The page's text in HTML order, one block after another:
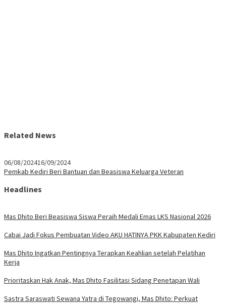
Related News
06/08/202416/09/2024
Pemkab Kediri Beri Bantuan dan Beasiswa Keluarga Veteran
Headlines
Mas Dhito Beri Beasiswa Siswa Peraih Medali Emas LKS Nasional 2026
Cabai Jadi Fokus Pembuatan Video AKU HATINYA PKK Kabupaten Kediri
Mas Dhito Ingatkan Pentingnya Terapkan Keahlian setelah Pelatihan
Kerja
Prioritaskan Hak Anak, Mas Dhito Fasilitasi Sidang Penetapan Wali
Sastra Saraswati Sewana Yatra di Tegowangi, Mas Dhito: Perkuat